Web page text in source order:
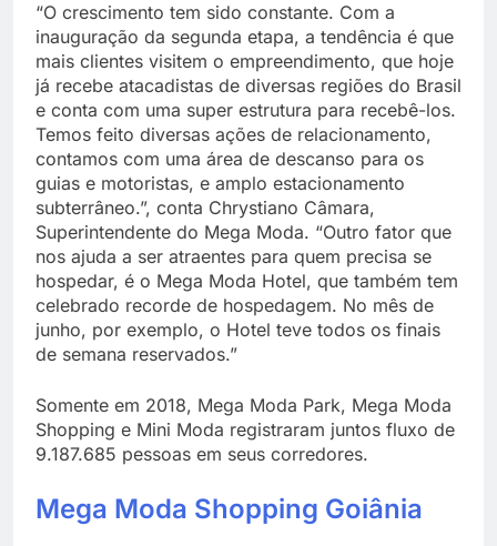
“O crescimento tem sido constante. Com a
inauguração da segunda etapa, a tendência é que
mais clientes visitem o empreendimento, que hoje
já recebe atacadistas de diversas regiões do Brasil
e conta com uma super estrutura para recebê-los.
Temos feito diversas ações de relacionamento,
contamos com uma área de descanso para os
guias e motoristas, e amplo estacionamento
subterrâneo.”, conta Chrystiano Câmara,
Superintendente do Mega Moda. “Outro fator que
nos ajuda a ser atraentes para quem precisa se
hospedar, é o Mega Moda Hotel, que também tem
celebrado recorde de hospedagem. No mês de
junho, por exemplo, o Hotel teve todos os finais
de semana reservados.”
Somente em 2018, Mega Moda Park, Mega Moda
Shopping e Mini Moda registraram juntos fluxo de
9.187.685 pessoas em seus corredores.
Mega Moda Shopping Goiânia